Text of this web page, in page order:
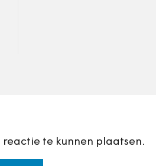
reactie te kunnen plaatsen.